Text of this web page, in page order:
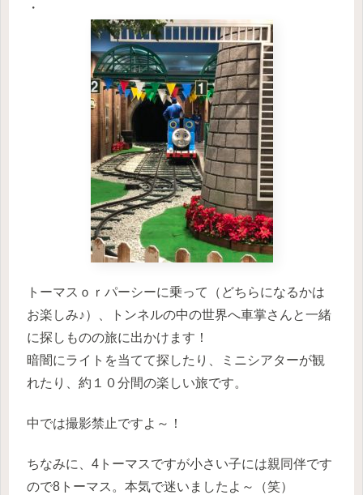
・
トーマスｏｒパーシーに乗って（どちらになるかは
お楽しみ♪）、トンネルの中の世界へ車掌さんと一緒
に探しものの旅に出かけます！
暗闇にライトを当てて探したり、ミニシアターが観
れたり、約１０分間の楽しい旅です。
中では撮影禁止ですよ～！
ちなみに、4トーマスですが小さい子には親同伴です
ので8トーマス。本気で迷いましたよ～（笑）